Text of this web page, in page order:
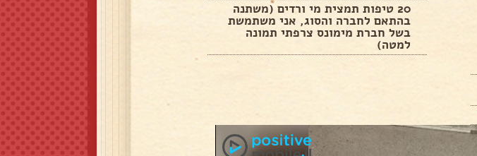
20 טיפות תמצית מי ורדים (משתנה
בהתאם לחברה והסוג, אני משתמשת
בשל חברת מימונס צרפתי תמונה
למטה)